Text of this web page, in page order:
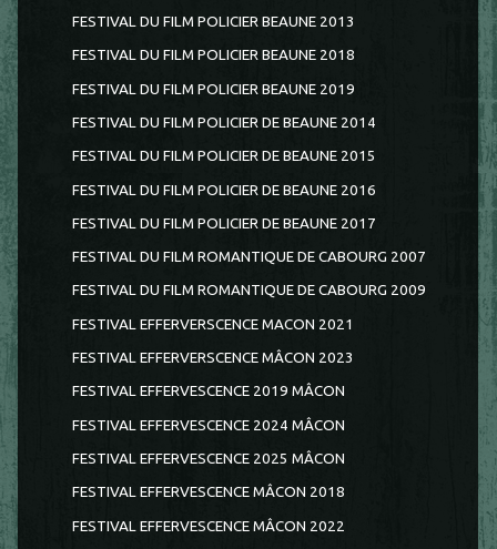
FESTIVAL DU FILM POLICIER BEAUNE 2013
FESTIVAL DU FILM POLICIER BEAUNE 2018
FESTIVAL DU FILM POLICIER BEAUNE 2019
FESTIVAL DU FILM POLICIER DE BEAUNE 2014
FESTIVAL DU FILM POLICIER DE BEAUNE 2015
FESTIVAL DU FILM POLICIER DE BEAUNE 2016
FESTIVAL DU FILM POLICIER DE BEAUNE 2017
FESTIVAL DU FILM ROMANTIQUE DE CABOURG 2007
FESTIVAL DU FILM ROMANTIQUE DE CABOURG 2009
FESTIVAL EFFERVERSCENCE MACON 2021
FESTIVAL EFFERVERSCENCE MÂCON 2023
FESTIVAL EFFERVESCENCE 2019 MÂCON
FESTIVAL EFFERVESCENCE 2024 MÂCON
FESTIVAL EFFERVESCENCE 2025 MÂCON
FESTIVAL EFFERVESCENCE MÂCON 2018
FESTIVAL EFFERVESCENCE MÂCON 2022